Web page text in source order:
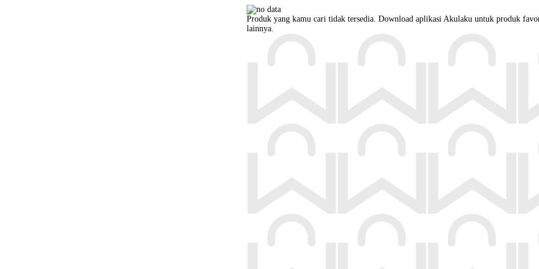
Produk yang kamu cari tidak tersedia. Download aplikasi Akulaku untuk produk
lainnya.